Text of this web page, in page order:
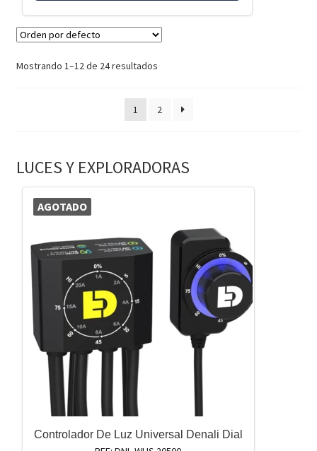
Mostrando 1–12 de 24 resultados
1 2
LUCES Y EXPLORADORAS
AGOTADO
Controlador De Luz Universal Denali Dial